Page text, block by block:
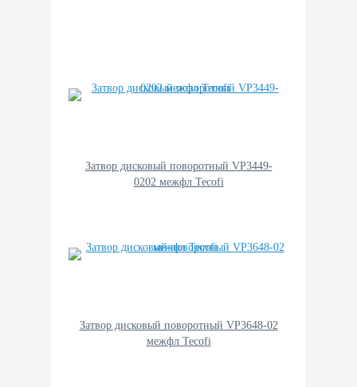
Затвор дисковый поворотный VP3449-
0202 межфл Tecofi
Затвор дисковый поворотный VP3648-02
межфл Tecofi